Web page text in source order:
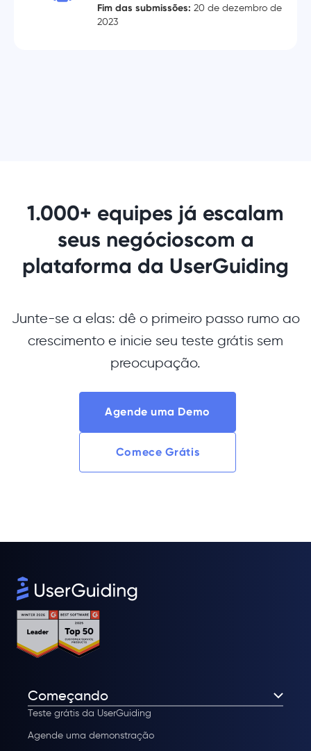
Fim das submissões: 20 de dezembro de
2023
1.000+ equipes já escalam
seus negócioscom a
plataforma da UserGuiding
Junte-se a elas: dê o primeiro passo rumo ao
crescimento e inicie seu teste grátis sem
preocupação.
Agende uma Demo
Comece Grátis
Começando
Teste grátis da UserGuiding
Agende uma demonstração